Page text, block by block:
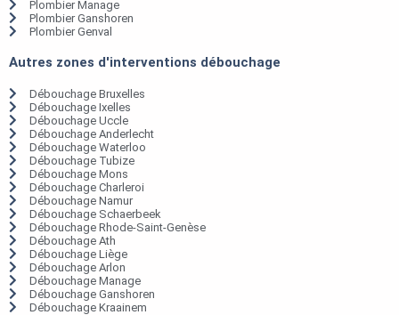
Plombier Manage
Plombier Ganshoren
Plombier Genval
Autres zones d'interventions débouchage
Débouchage Bruxelles
Débouchage Ixelles
Débouchage Uccle
Débouchage Anderlecht
Débouchage Waterloo
Débouchage Tubize
Débouchage Mons
Débouchage Charleroi
Débouchage Namur
Débouchage Schaerbeek
Débouchage Rhode-Saint-Genèse
Débouchage Ath
Débouchage Liège
Débouchage Arlon
Débouchage Manage
Débouchage Ganshoren
Débouchage Kraainem